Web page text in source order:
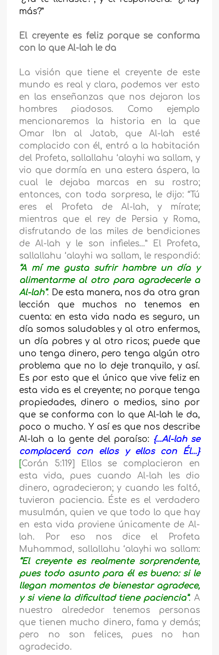
más?”
El creyente es feliz porque se conforma
con lo que Al-lah le da
La visión que tiene el creyente de este
mundo es real y clara, podemos ver esto
en las enseñanzas que nos dejaron los
hombres piadosos. Como ejemplo
mencionaremos la historia en la que
Omar Ibn al Jatab, que Al-lah esté
complacido con él, entró a la habitación
del Profeta, sallallahu ‘alayhi wa sallam, y
vio que dormía en una estera áspera, la
cual le dejaba marcas en su rostro;
entonces, con toda sorpresa, le dijo: “Tú
eres el Profeta de Al-lah, y mírate;
mientras que el rey de Persia y Roma,
disfrutando de las miles de bendiciones
de Al-lah y le son infieles…” El Profeta,
sallallahu ‘alayhi wa sallam, le respondió:
“A mí me gusta sufrir hambre un día y
alimentarme al otro para agradecerle a
Al-lah”. De esta manera, nos da otra gran
lección que muchos no tenemos en
cuenta: en esta vida nada es seguro, un
día somos saludables y al otro enfermos,
un día pobres y al otro ricos; puede que
uno tenga dinero, pero tenga algún otro
problema que no lo deje tranquilo, y así.
Es por esto que el único que vive feliz en
esta vida es el creyente; no porque tenga
propiedades, dinero o medios, sino por
que se conforma con lo que Al-lah le da,
poco o mucho. Y así es que nos describe
Al-lah a la gente del paraíso: {…Al-lah se
complacerá con ellos y ellos con Él…}
[Corán 5:119] Ellos se complacieron en
esta vida, pues cuando Al-lah les dio
dinero, agradecieron; y cuando les faltó,
tuvieron paciencia. Éste es el verdadero
musulmán, quien ve que todo lo que hay
en esta vida proviene únicamente de Al-
lah. Por eso nos dice el Profeta
Muhammad, sallallahu ‘alayhi wa sallam:
“El creyente es realmente sorprendente,
pues todo asunto para él es bueno: si le
llegan momentos de bienestar agradece,
y si viene la dificultad tiene paciencia”. A
nuestro alrededor tenemos personas
que tienen mucho dinero, fama y demás;
pero no son felices, pues no han
agradecido.